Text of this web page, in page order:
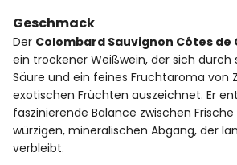
Geschmack
Der Colombard Sauvignon Côtes de
ein trockener Weißwein, der sich durch
Säure und ein feines Fruchtaroma von
exotischen Früchten auszeichnet. Er
faszinierende Balance zwischen
würzigen, mineralischen Abgang, der
verbleibt.